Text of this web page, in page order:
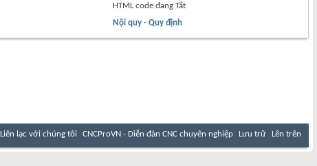
HTML code đangTắt
Nội quy - Quy định
Liên lạc với chúng tôi CNCProVN - Diễn đàn CNC chuyên nghiệp Lưu trữ Lên trên